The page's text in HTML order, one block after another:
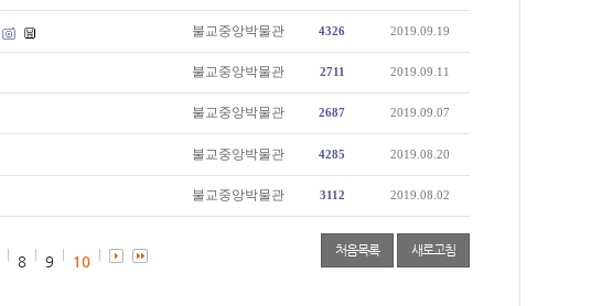
불교중앙박물관 4326 2019.09.19
불교중앙박물관 2711 2019.09.11
불교중앙박물관 2687 2019.09.07
불교중앙박물관 4285 2019.08.20
불교중앙박물관 3112 2019.08.02
처음목록 새로고침
8 9 10